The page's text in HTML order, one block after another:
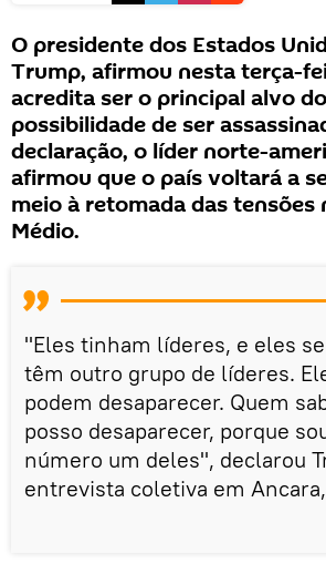
O presidente dos Estados
Trump, afirmou nesta terça-
acredita ser o principal alvo
possibilidade de ser
declaração, o líder norte-
afirmou que o país voltará a
meio à retomada das tensões
Médio.
"Eles tinham líderes, e eles
têm outro grupo de líderes.
podem desaparecer. Quem
posso desaparecer, porque
número um deles", declarou
entrevista coletiva em